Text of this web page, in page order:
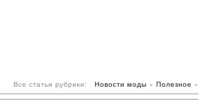
Все статьи рубрики: Новости моды » Полезное »